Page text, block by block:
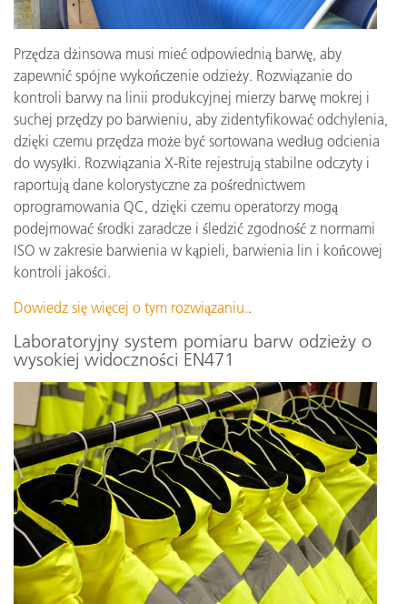
Przędza dżinsowa musi mieć odpowiednią barwę, aby
zapewnić spójne wykończenie odzieży. Rozwiązanie do
kontroli barwy na linii produkcyjnej mierzy barwę mokrej i
suchej przędzy po barwieniu, aby zidentyfikować odchylenia,
dzięki czemu przędza może być sortowana według odcienia
do wysyłki. Rozwiązania X-Rite rejestrują stabilne odczyty i
raportują dane kolorystyczne za pośrednictwem
oprogramowania QC, dzięki czemu operatorzy mogą
podejmować środki zaradcze i śledzić zgodność z normami
ISO w zakresie barwienia w kąpieli, barwienia lin i końcowej
kontroli jakości.
Dowiedz się więcej o tym rozwiązaniu..
Laboratoryjny system pomiaru barw odzieży o
wysokiej widoczności EN471